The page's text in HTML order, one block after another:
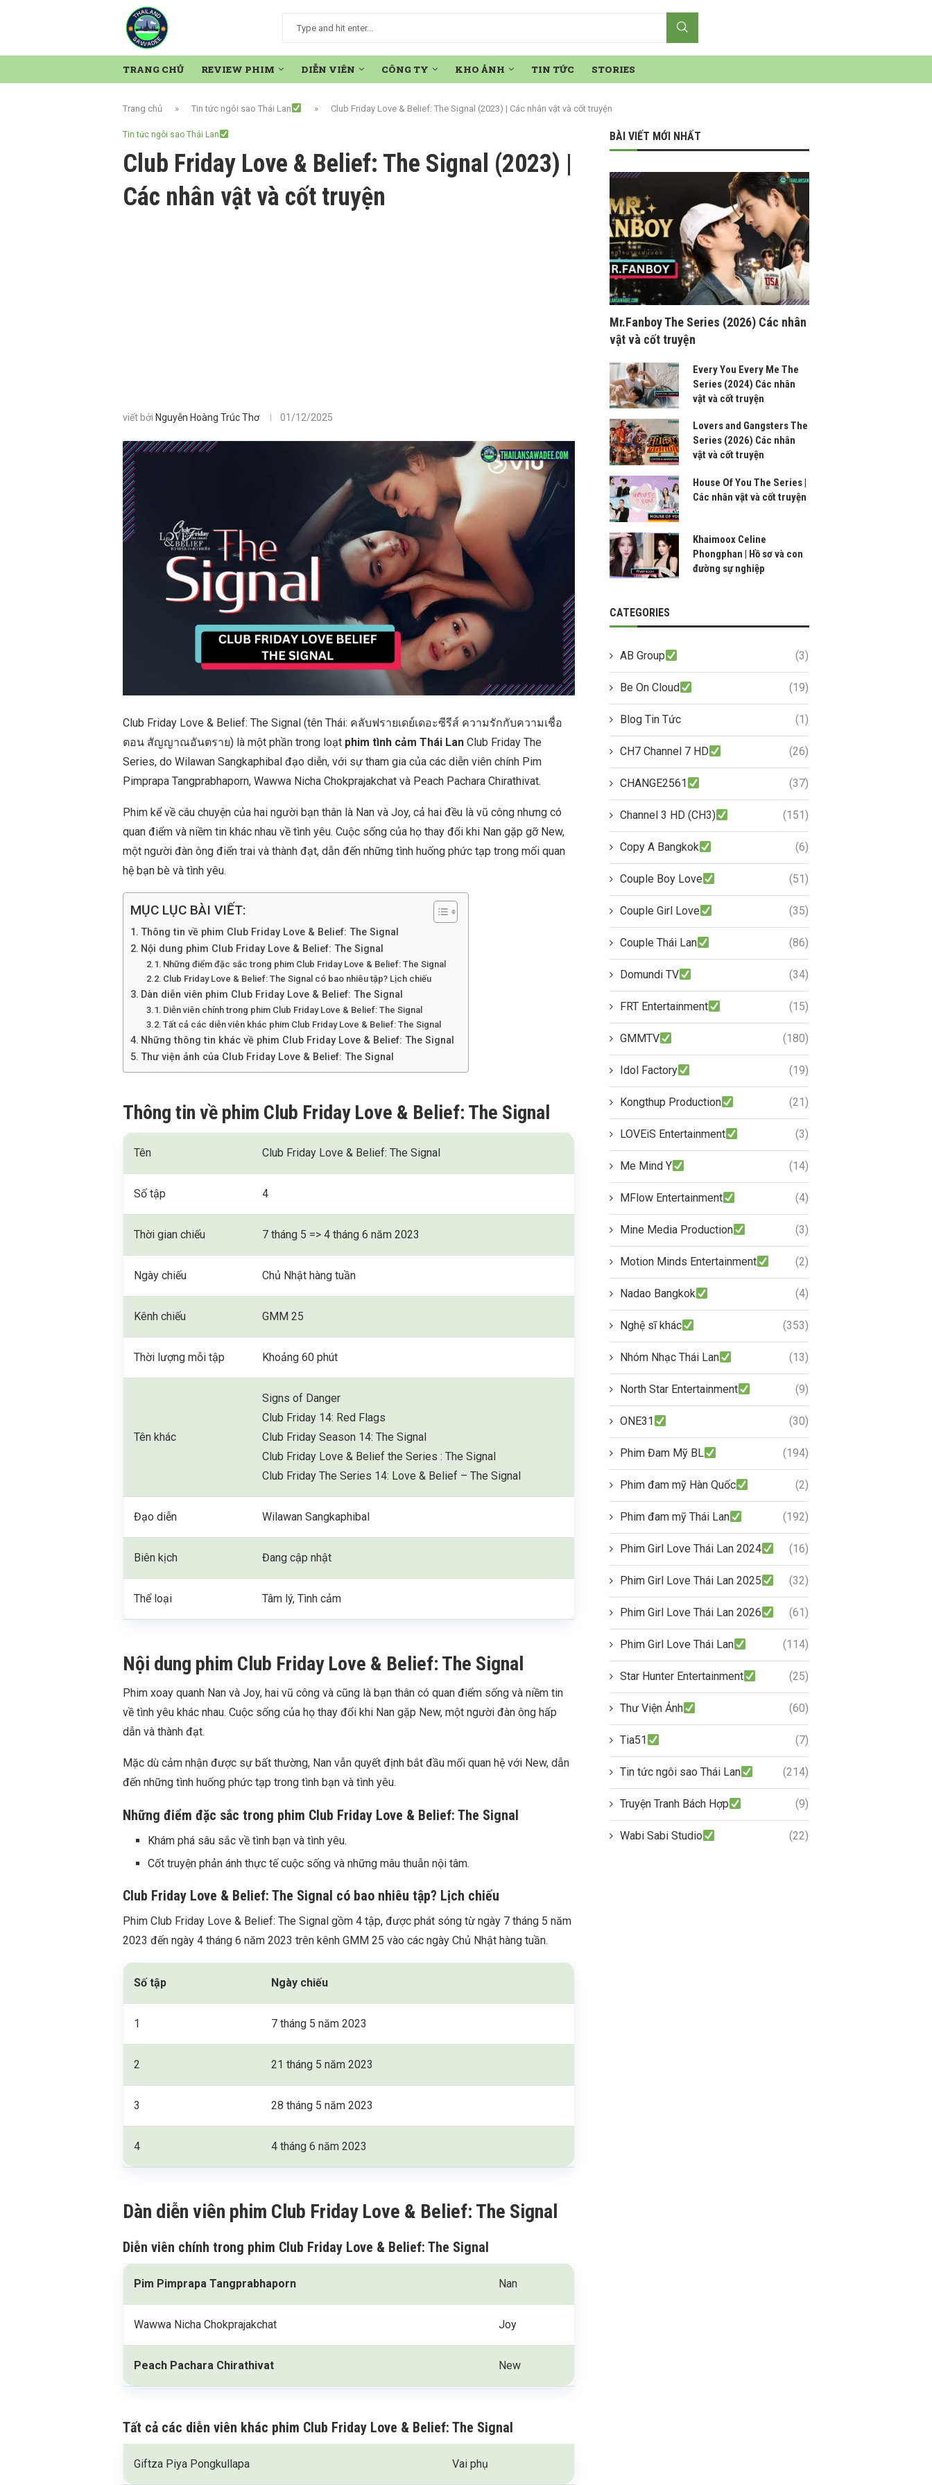
TRANG CHỦ REVIEW PHIM DIỄN VIÊN CÔNG TY KHO ẢNH TIN TỨC STORIES
Trang chủ » Tin tức ngôi sao Thái Lan » Club Friday Love & Belief: The Signal (2023) | Các nhân vật và cốt truyện
Tin tức ngôi sao Thái Lan
Club Friday Love & Belief: The Signal (2023) |
Các nhân vật và cốt truyện
viết bởi Nguyễn Hoàng Trúc Thơ 01/12/2025
Club Friday Love & Belief: The Signal (tên Thái: คลับฟรายเดย์เดอะซีรีส์ ความรักกับความเชื่อ
ตอน สัญญาณอันตราย​) là một phần trong loạt phim tình cảm Thái Lan Club Friday The
Series, do Wilawan Sangkaphibal đạo diễn, với sự tham gia của các diễn viên chính Pim
Pimprapa Tangprabhaporn, Wawwa Nicha Chokprajakchat và Peach Pachara Chirathivat.
Phim kể về câu chuyện của hai người bạn thân là Nan và Joy, cả hai đều là vũ công nhưng có
quan điểm và niềm tin khác nhau về tình yêu. Cuộc sống của họ thay đổi khi Nan gặp gỡ New,
một người đàn ông điển trai và thành đạt, dẫn đến những tình huống phức tạp trong mối quan
hệ bạn bè và tình yêu.
MỤC LỤC BÀI VIẾT:
Thông tin về phim Club Friday Love & Belief: The Signal
Nội dung phim Club Friday Love & Belief: The Signal
Những điểm đặc sắc trong phim Club Friday Love & Belief: The Signal
Club Friday Love & Belief: The Signal có bao nhiêu tập? Lịch chiếu
Dàn diễn viên phim Club Friday Love & Belief: The Signal
Diễn viên chính trong phim Club Friday Love & Belief: The Signal
Tất cả các diễn viên khác phim Club Friday Love & Belief: The Signal
Những thông tin khác về phim Club Friday Love & Belief: The Signal
Thư viện ảnh của Club Friday Love & Belief: The Signal
Thông tin về phim Club Friday Love & Belief: The Signal
Tên Club Friday Love & Belief: The Signal
Số tập 4
Thời gian chiếu 7 tháng 5 => 4 tháng 6 năm 2023
Ngày chiếu Chủ Nhật hàng tuần
Kênh chiếu GMM 25
Thời lượng mỗi tập Khoảng 60 phút
Tên khác
Signs of Danger
Club Friday 14: Red Flags
Club Friday Season 14: The Signal
Club Friday Love & Belief the Series : The Signal
Club Friday The Series 14: Love & Belief – The Signal
Đạo diễn Wilawan Sangkaphibal
Biên kịch Đang cập nhật
Thể loại Tâm lý, Tình cảm
Nội dung phim Club Friday Love & Belief: The Signal
Phim xoay quanh Nan và Joy, hai vũ công và cũng là bạn thân có quan điểm sống và niềm tin
về tình yêu khác nhau. Cuộc sống của họ thay đổi khi Nan gặp New, một người đàn ông hấp
dẫn và thành đạt.
Mặc dù cảm nhận được sự bất thường, Nan vẫn quyết định bắt đầu mối quan hệ với New, dẫn
đến những tình huống phức tạp trong tình bạn và tình yêu.
Những điểm đặc sắc trong phim Club Friday Love & Belief: The Signal
Khám phá sâu sắc về tình bạn và tình yêu.
Cốt truyện phản ánh thực tế cuộc sống và những mâu thuẫn nội tâm.
Club Friday Love & Belief: The Signal có bao nhiêu tập? Lịch chiếu
Phim Club Friday Love & Belief: The Signal gồm 4 tập, được phát sóng từ ngày 7 tháng 5 năm
2023 đến ngày 4 tháng 6 năm 2023 trên kênh GMM 25 vào các ngày Chủ Nhật hàng tuần.
Số tập Ngày chiếu
1 7 tháng 5 năm 2023
2 21 tháng 5 năm 2023
3 28 tháng 5 năm 2023
4 4 tháng 6 năm 2023
Dàn diễn viên phim Club Friday Love & Belief: The Signal
Diễn viên chính trong phim Club Friday Love & Belief: The Signal
Pim Pimprapa Tangprabhaporn Nan
Wawwa Nicha Chokprajakchat Joy
Peach Pachara Chirathivat New
Tất cả các diễn viên khác phim Club Friday Love & Belief: The Signal
Giftza Piya Pongkullapa Vai phụ
BÀI VIẾT MỚI NHẤT
Mr.Fanboy The Series (2026) Các nhân
vật và cốt truyện
Every You Every Me The
Series (2024) Các nhân
vật và cốt truyện
Lovers and Gangsters The
Series (2026) Các nhân
vật và cốt truyện
House Of You The Series |
Các nhân vật và cốt truyện
Khaimoox Celine
Phongphan | Hồ sơ và con
đường sự nghiệp
CATEGORIES
AB Group (3)
Be On Cloud (19)
Blog Tin Tức (1)
CH7 Channel 7 HD (26)
CHANGE2561 (37)
Channel 3 HD (CH3) (151)
Copy A Bangkok (6)
Couple Boy Love (51)
Couple Girl Love (35)
Couple Thái Lan (86)
Domundi TV (34)
FRT Entertainment (15)
GMMTV (180)
Idol Factory (19)
Kongthup Production (21)
LOVEiS Entertainment (3)
Me Mind Y (14)
MFlow Entertainment (4)
Mine Media Production (3)
Motion Minds Entertainment (2)
Nadao Bangkok (4)
Nghệ sĩ khác (353)
Nhóm Nhạc Thái Lan (13)
North Star Entertainment (9)
ONE31 (30)
Phim Đam Mỹ BL (194)
Phim đam mỹ Hàn Quốc (2)
Phim đam mỹ Thái Lan (192)
Phim Girl Love Thái Lan 2024 (16)
Phim Girl Love Thái Lan 2025 (32)
Phim Girl Love Thái Lan 2026 (61)
Phim Girl Love Thái Lan (114)
Star Hunter Entertainment (25)
Thư Viện Ảnh (60)
Tia51 (7)
Tin tức ngôi sao Thái Lan (214)
Truyện Tranh Bách Hợp (9)
Wabi Sabi Studio (22)